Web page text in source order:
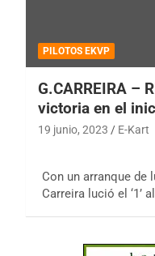
PILOTOS EKVP
G.CARREIRA –
victoria en el
19 junio, 2023 E-Kart
Con un arranque de
Carreira lució el ‘1’